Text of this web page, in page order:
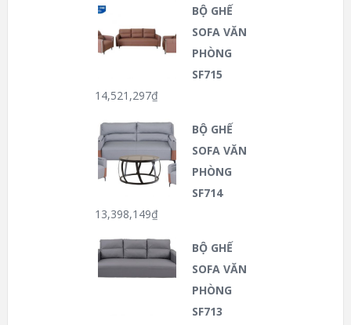
BỘ GHẾ
SOFA VĂN
PHÒNG
SF715
14,521,297₫
BỘ GHẾ
SOFA VĂN
PHÒNG
SF714
13,398,149₫
BỘ GHẾ
SOFA VĂN
PHÒNG
SF713